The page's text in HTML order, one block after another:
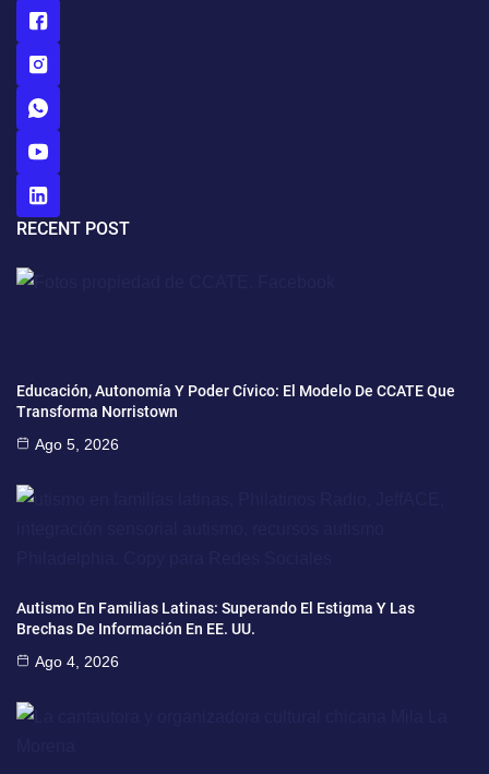
RECENT POST
Educación, Autonomía Y Poder Cívico: El Modelo De CCATE Que
Transforma Norristown
Ago 5, 2026
Autismo En Familias Latinas: Superando El Estigma Y Las
Brechas De Información En EE. UU.
Ago 4, 2026